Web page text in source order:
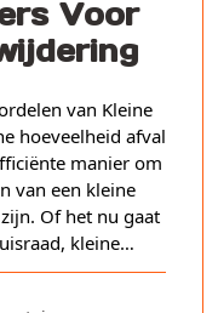
Voor
van Kleine
hoeveelheid afval
manier om
van een kleine
Of het nu gaat
kleine…